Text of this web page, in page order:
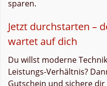
sparen.
Jetzt durchstarten –
wartet auf dich
Du willst moderne
Leistungs-Verhältnis?
Gutschein und sichere